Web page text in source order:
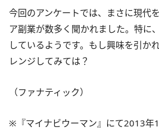
今回のアンケートでは、まさに現代
ア副業が数多く聞かれました。特に
しているようです。もし興味を引か
レンジしてみては？
（ファナティック）
※『マイナビウーマン』にて2013年